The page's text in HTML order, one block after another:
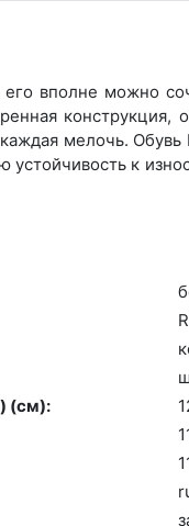
вполне можно
конструкция,
мелочь.
к
(cм):